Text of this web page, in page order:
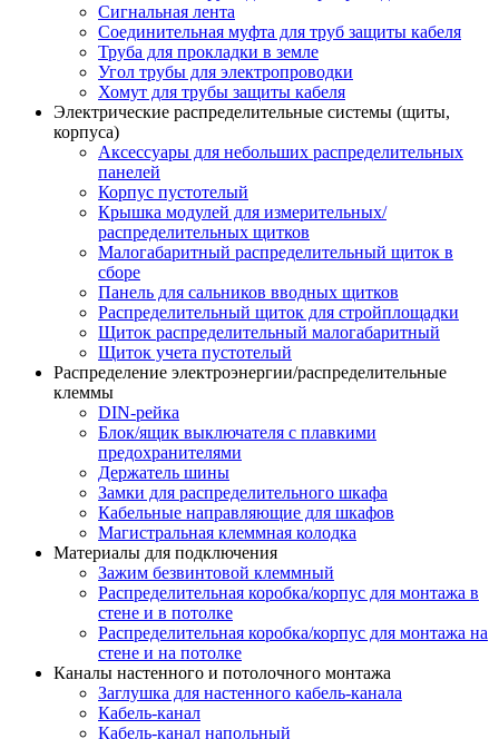
Сигнальная лента
Соединительная муфта для труб защиты кабеля
Труба для прокладки в земле
Угол трубы для электропроводки
Хомут для трубы защиты кабеля
Электрические распределительные системы (щиты,
корпуса)
Аксессуары для небольших распределительных
панелей
Корпус пустотелый
Крышка модулей для измерительных/
распределительных щитков
Малогабаритный распределительный щиток в
сборе
Панель для сальников вводных щитков
Распределительный щиток для стройплощадки
Щиток распределительный малогабаритный
Щиток учета пустотелый
Распределение электроэнергии/распределительные
клеммы
DIN-рейка
Блок/ящик выключателя с плавкими
предохранителями
Держатель шины
Замки для распределительного шкафа
Кабельные направляющие для шкафов
Магистральная клеммная колодка
Материалы для подключения
Зажим безвинтовой клеммный
Распределительная коробка/корпус для монтажа в
стене и в потолке
Распределительная коробка/корпус для монтажа на
стене и на потолке
Каналы настенного и потолочного монтажа
Заглушка для настенного кабель-канала
Кабель-канал
Кабель-канал напольный